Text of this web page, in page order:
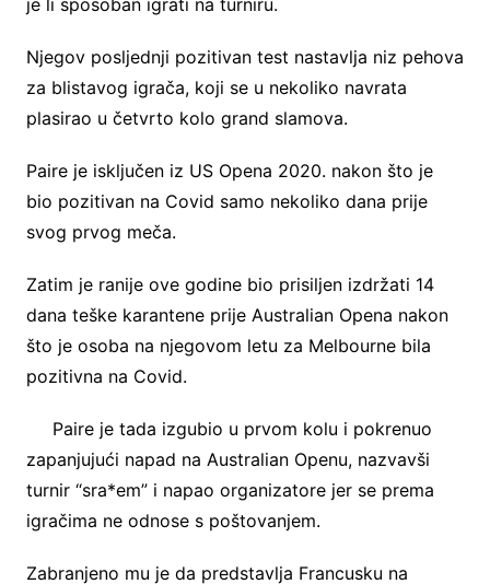
je li sposoban igrati na turniru.
Njegov posljednji pozitivan test nastavlja niz pehova
za blistavog igrača, koji se u nekoliko navrata
plasirao u četvrto kolo grand slamova.
Paire je isključen iz US Opena 2020. nakon što je
bio pozitivan na Covid samo nekoliko dana prije
svog prvog meča.
Zatim je ranije ove godine bio prisiljen izdržati 14
dana teške karantene prije Australian Opena nakon
što je osoba na njegovom letu za Melbourne bila
pozitivna na Covid.
Paire je tada izgubio u prvom kolu i pokrenuo
zapanjujući napad na Australian Openu, nazvavši
turnir “sra*em” i napao organizatore jer se prema
igračima ne odnose s poštovanjem.
Zabranjeno mu je da predstavlja Francusku na